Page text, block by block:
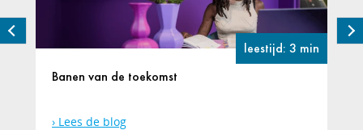
leestijd: 3 min
Banen van de toekomst
Lees de blog